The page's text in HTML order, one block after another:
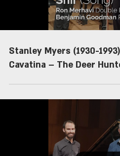
Stanley Myers (1930-
Cavatina – The Deer